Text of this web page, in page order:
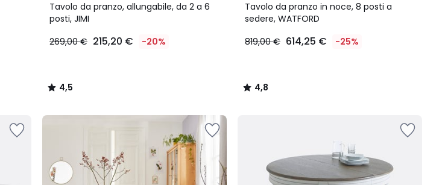
Tavolo da pranzo, allungabile, da 2 a 6
posti, JIMI
269,00 € 215,20 € -20%
/ 5
4,5
/
Tavolo da pranzo in noce, 8 posti a
sedere, WATFORD
819,00 € 614,25 € -25%
/ 5
4,8
/